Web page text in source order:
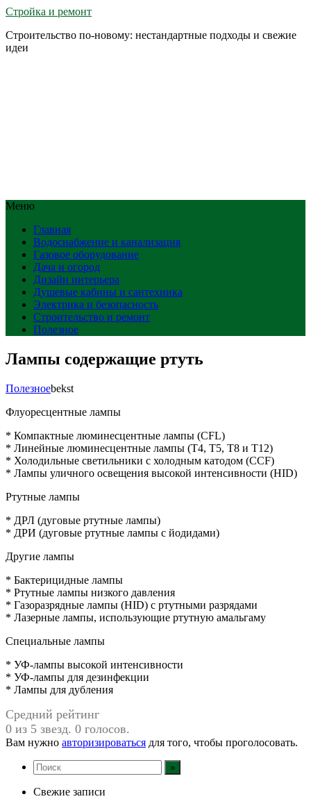
Стройка и ремонт
Строительство по-новому: нестандартные подходы и свежие
идеи
Меню
Главная
Водоснабжение и канализация
Газовое оборудование
Дача и огород
Дизайн интерьера
Душевые кабины и сантехника
Электрика и безопасность
Строительство и ремонт
Полезное
Лампы содержащие ртуть
Полезноеbekst
Флуоресцентные лампы
* Компактные люминесцентные лампы (CFL)
* Линейные люминесцентные лампы (T4, T5, T8 и T12)
* Холодильные светильники с холодным катодом (CCF)
* Лампы уличного освещения высокой интенсивности (HID)
Ртутные лампы
* ДРЛ (дуговые ртутные лампы)
* ДРИ (дуговые ртутные лампы с йодидами)
Другие лампы
* Бактерицидные лампы
* Ртутные лампы низкого давления
* Газоразрядные лампы (HID) с ртутными разрядами
* Лазерные лампы, использующие ртутную амальгаму
Специальные лампы
* УФ-лампы высокой интенсивности
* УФ-лампы для дезинфекции
* Лампы для дубления
Средний рейтинг
0 из 5 звезд. 0 голосов.
Вам нужно авторизироваться для того, чтобы проголосовать.
Свежие записи